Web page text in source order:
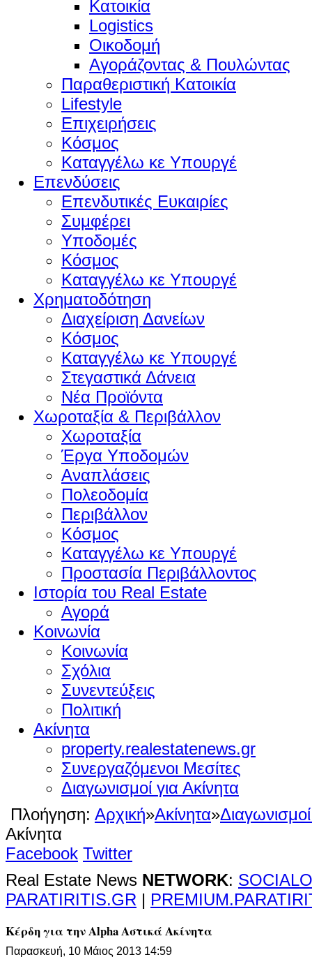
Κατοικία
Logistics
Οικοδομή
Αγοράζοντας & Πουλώντας
Παραθεριστική Κατοικία
Lifestyle
Επιχειρήσεις
Κόσμος
Καταγγέλω κε Υπουργέ
Επενδύσεις
Επενδυτικές Ευκαιρίες
Συμφέρει
Υποδομές
Κόσμος
Καταγγέλω κε Υπουργέ
Χρηματοδότηση
Διαχείριση Δανείων
Κόσμος
Καταγγέλω κε Υπουργέ
Στεγαστικά Δάνεια
Νέα Προϊόντα
Χωροταξία & Περιβάλλον
Χωροταξία
Έργα Υποδομών
Αναπλάσεις
Πολεοδομία
Περιβάλλον
Κόσμος
Καταγγέλω κε Υπουργέ
Προστασία Περιβάλλοντος
Ιστορία του Real Estate
Αγορά
Κοινωνία
Κοινωνία
Σχόλια
Συνεντεύξεις
Πολιτική
Ακίνητα
property.realestatenews.gr
Συνεργαζόμενοι Μεσίτες
Διαγωνισμοί για Ακίνητα
Πλοήγηση: Αρχική»Ακίνητα»
Ακίνητα
Facebook Twitter
Real Estate News NETWORK:
PARATIRITIS.GR |
Κέρδη για την Alpha Αστικά Ακίνητα
Παρασκευή, 10 Μάιος 2013 14:59